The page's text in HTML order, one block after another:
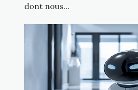
dont nous...